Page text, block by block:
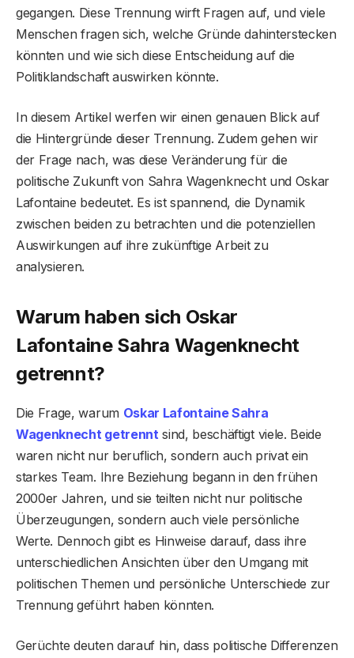
gegangen. Diese Trennung wirft Fragen auf, und viele
Menschen fragen sich, welche Gründe dahinterstecken
könnten und wie sich diese Entscheidung auf die
Politiklandschaft auswirken könnte.
In diesem Artikel werfen wir einen genauen Blick auf
die Hintergründe dieser Trennung. Zudem gehen wir
der Frage nach, was diese Veränderung für die
politische Zukunft von Sahra Wagenknecht und Oskar
Lafontaine bedeutet. Es ist spannend, die Dynamik
zwischen beiden zu betrachten und die potenziellen
Auswirkungen auf ihre zukünftige Arbeit zu
analysieren.
Warum haben sich Oskar
Lafontaine Sahra Wagenknecht
getrennt?
Die Frage, warum Oskar Lafontaine Sahra
Wagenknecht getrenntsind, beschäftigt viele. Beide
waren nicht nur beruflich, sondern auch privat ein
starkes Team. Ihre Beziehung begann in den frühen
2000er Jahren, und sie teilten nicht nur politische
Überzeugungen, sondern auch viele persönliche
Werte. Dennoch gibt es Hinweise darauf, dass ihre
unterschiedlichen Ansichten über den Umgang mit
politischen Themen und persönliche Unterschiede zur
Trennung geführt haben könnten.
Gerüchte deuten darauf hin, dass politische Differenzen